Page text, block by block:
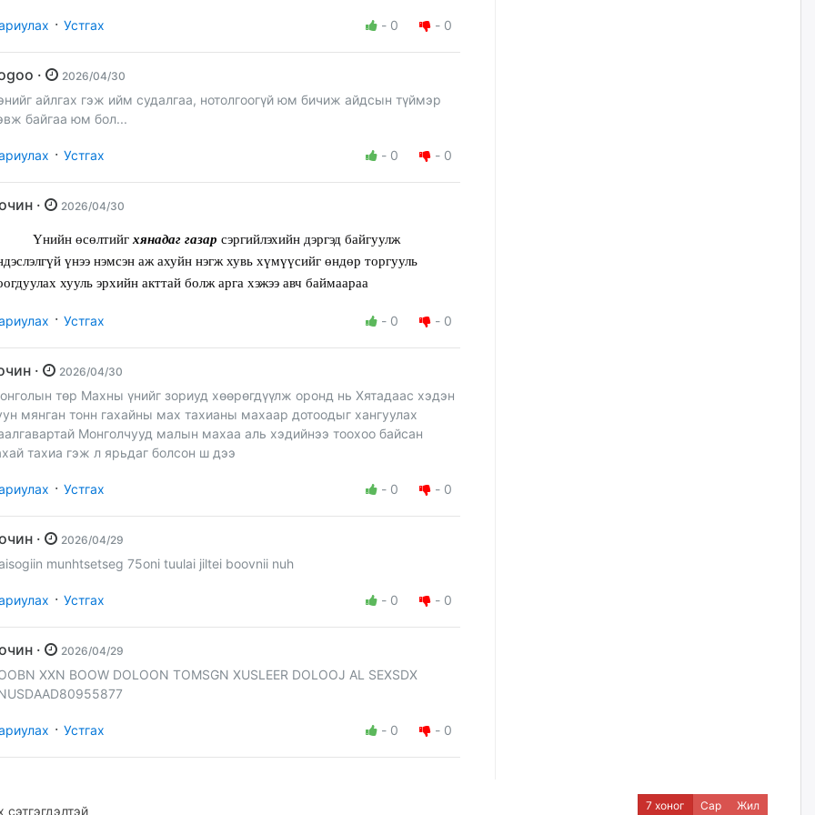
· Устгах - 0 - 0
Togoo · 2026/04/30
айлгах гэж ийм судалгаа, нотолгоогүй юм бичиж айдсын түймэр
байгаа юм бол...
· Устгах - 0 - 0
Зочин · 2026/04/30
Үнийн өсөлтийг хянадаг газар сэргийлэхийн дэргэд байгуулж
үнээ нэмсэн аж ахуйн нэгж хувь хүмүүсийг өндөр торгууль
хууль эрхийн акттай болж арга хэжээ авч баймаараа
· Устгах - 0 - 0
зочин · 2026/04/30
төр Махны үнийг зориуд хөөрөгдүүлж оронд нь Хятадаас хэдэн
мянган тонн гахайны мах тахианы махаар дотоодыг хангуулах
Монголчууд малын махаа аль хэдийнээ тоохоо байсан
тахиа гэж л ярьдаг болсон ш дээ
· Устгах - 0 - 0
Зочин · 2026/04/29
munhtsetseg 75oni tuulai jiltei boovnii nuh
· Устгах - 0 - 0
Зочин · 2026/04/29
XXN BOOW DOLOON TOMSGN XUSLEER DOLOOJ AL SEXSDX
· Устгах - 0 - 0
7 хоног Сар Жил